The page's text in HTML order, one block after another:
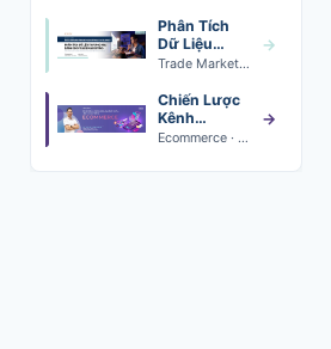
Phân Tích
Dữ Liệu
Trade
Trade Marketing Data Analytics · Khai giảng 24/08
→
Chiến Lược
Kênh
Thương MạiEcommerce · Khai giảng 24/08
→